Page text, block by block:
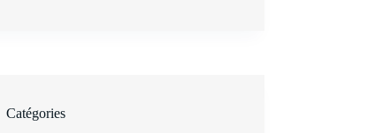
Catégories